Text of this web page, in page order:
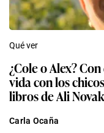
Qué ver
¿Cole o Alex?
vida con los
libros de Ali Novak
Carla Ocaña